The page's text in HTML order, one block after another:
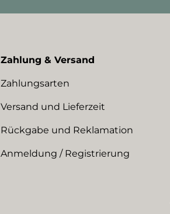
Zahlung & Versand
Zahlungsarten
Versand und Lieferzeit
Rückgabe und Reklamation
Anmeldung / Registrierung